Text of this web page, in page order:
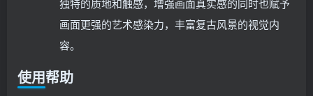
独特的质地和触感，增强画面真实感的同时也赋予
画面更强的艺术感染力，丰富复古风景的视觉内
容。
使用帮助